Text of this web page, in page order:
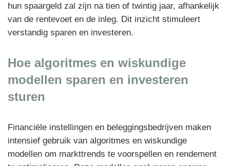
hun spaargeld zal zijn na tien of twintig jaar, afhankelijk
van de rentevoet en de inleg. Dit inzicht stimuleert
verstandig sparen en investeren.
Hoe algoritmes en wiskundige
modellen sparen en investeren
sturen
Financiële instellingen en beleggingsbedrijven maken
intensief gebruik van algoritmes en wiskundige
modellen om markttrends te voorspellen en rendement